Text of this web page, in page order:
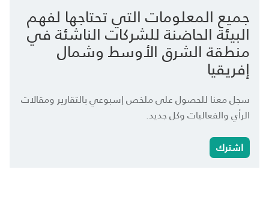
جميع المعلومات التي تحتاجها لفهم
البيئة الحاضنة للشركات الناشئة في
منطقة الشرق الأوسط وشمال
إفريقيا
سجل معنا للحصول على ملخص إسبوعي بالتقارير ومقالات
الرأي والفعاليات وكل جديد.
اشترك